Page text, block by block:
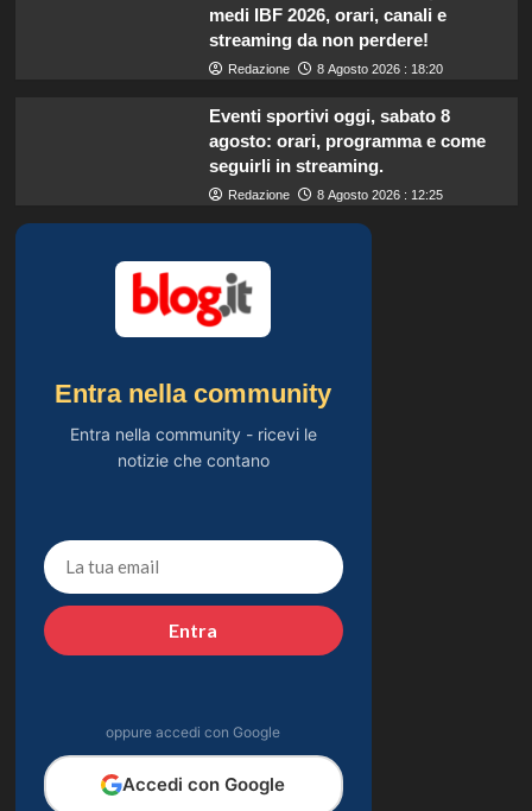
medi IBF 2026, orari, canali e
streaming da non perdere!
Redazione 8 Agosto 2026 : 18:20
Eventi sportivi oggi, sabato 8
agosto: orari, programma e come
seguirli in streaming.
Redazione 8 Agosto 2026 : 12:25
Entra nella community
Entra nella community - ricevi le
notizie che contano
Entra
oppure accedi con Google
Accedi con Google